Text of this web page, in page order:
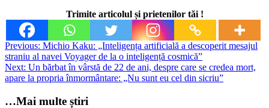
Trimite articolul și prietenilor tăi !
Post
navigation
Previous: Michio Kaku: „Inteligența artificială a descoperit mesajul
straniu al navei Voyager de la o inteligență cosmică”
Next: Un bărbat în vârstă de 22 de ani, despre care se credea mort,
apare la propria înmormântare: „Nu sunt eu cel din sicriu”
…Mai multe știri